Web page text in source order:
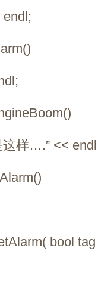
这样….” <<
bool